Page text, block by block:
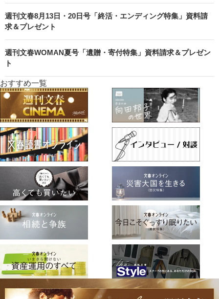
週刊文春8月13日・20日号「終活・エンディング特集」資料請
求＆プレゼント
週刊文春WOMAN夏号「遺贈・寄付特集」資料請求＆プレゼン
ト
おすすめ一覧